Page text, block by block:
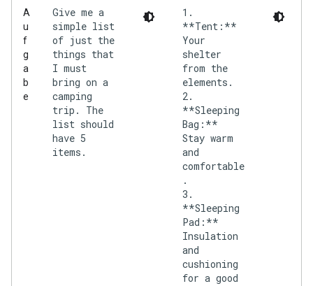
A
u
f
g
a
b
e
Give me a
simple list
of just the
things that
I must
bring on a
camping
trip. The
list should
have 5
items.
1.
**Tent:**
Your
shelter
from the
elements.
2.
**Sleeping
Bag:**
Stay warm
and
comfortable
.
3.
**Sleeping
Pad:**
Insulation
and
cushioning
for a good